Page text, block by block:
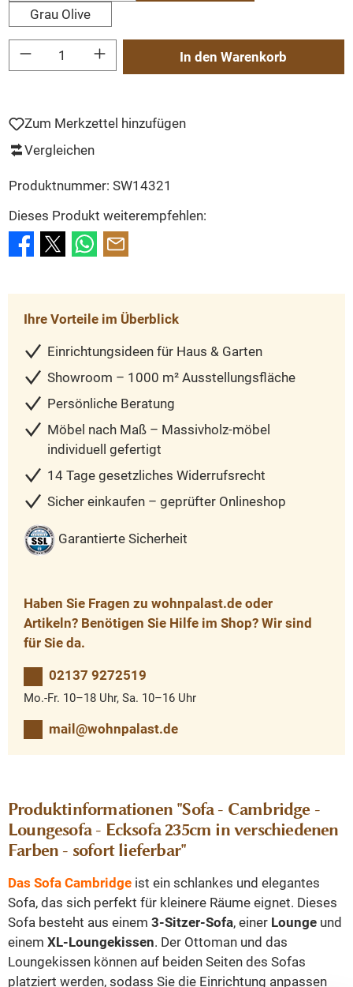
Grau Olive
Produkt Anzahl: Gib den gewünschten Wert ein oder benutze die Schaltflächen
In den Warenkorb
Zum Merkzettel hinzufügen
Vergleichen
Produktnummer: SW14321
Dieses Produkt weiterempfehlen:
Ihre Vorteile im Überblick
Einrichtungsideen für Haus & Garten
Showroom – 1000 m² Ausstellungsfläche
Persönliche Beratung
Möbel nach Maß – Massivholz-möbel
individuell gefertigt
14 Tage gesetzliches Widerrufsrecht
Sicher einkaufen – geprüfter Onlineshop
Garantierte Sicherheit
Haben Sie Fragen zu wohnpalast.de oder
Artikeln? Benötigen Sie Hilfe im Shop? Wir sind
für Sie da.
02137 9272519
Mo.-Fr. 10–18 Uhr, Sa. 10–16 Uhr
mail@wohnpalast.de
Produktinformationen "Sofa - Cambridge -
Loungesofa - Ecksofa 235cm in verschiedenen
Farben - sofort lieferbar"
Das Sofa Cambridge ist ein schlankes und elegantes
Sofa, das sich perfekt für kleinere Räume eignet. Dieses
Sofa besteht aus einem 3-Sitzer-Sofa, einer Lounge und
einem XL-Loungekissen. Der Ottoman und das
Loungekissen können auf beiden Seiten des Sofas
platziert werden, sodass Sie die Einrichtung anpassen